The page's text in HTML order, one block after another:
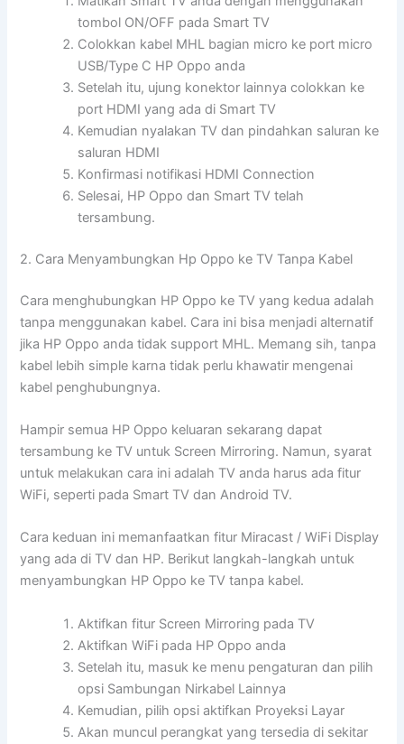
tombol ON/OFF pada Smart TV
Colokkan kabel MHL bagian micro ke port micro
USB/Type C HP Oppo anda
Setelah itu, ujung konektor lainnya colokkan ke
port HDMI yang ada di Smart TV
Kemudian nyalakan TV dan pindahkan saluran ke
saluran HDMI
Konfirmasi notifikasi HDMI Connection
Selesai, HP Oppo dan Smart TV telah
tersambung.
2. Cara Menyambungkan Hp Oppo ke TV Tanpa Kabel
Cara menghubungkan HP Oppo ke TV yang kedua adalah
tanpa menggunakan kabel. Cara ini bisa menjadi alternatif
jika HP Oppo anda tidak support MHL. Memang sih, tanpa
kabel lebih simple karna tidak perlu khawatir mengenai
kabel penghubungnya.
Hampir semua HP Oppo keluaran sekarang dapat
tersambung ke TV untuk Screen Mirroring. Namun, syarat
untuk melakukan cara ini adalah TV anda harus ada fitur
WiFi, seperti pada Smart TV dan Android TV.
Cara keduan ini memanfaatkan fitur Miracast / WiFi Display
yang ada di TV dan HP. Berikut langkah-langkah untuk
menyambungkan HP Oppo ke TV tanpa kabel.
Aktifkan fitur Screen Mirroring pada TV
Aktifkan WiFi pada HP Oppo anda
Setelah itu, masuk ke menu pengaturan dan pilih
opsi Sambungan Nirkabel Lainnya
Kemudian, pilih opsi aktifkan Proyeksi Layar
Akan muncul perangkat yang tersedia di sekitar